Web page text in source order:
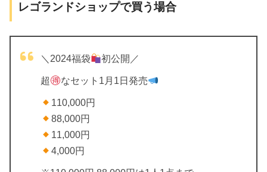
レゴランドショップで買う場合
＼2024福袋 初公開／
超 なセット1月1日発売
110,000円
88,000円
11,000円
4,000円